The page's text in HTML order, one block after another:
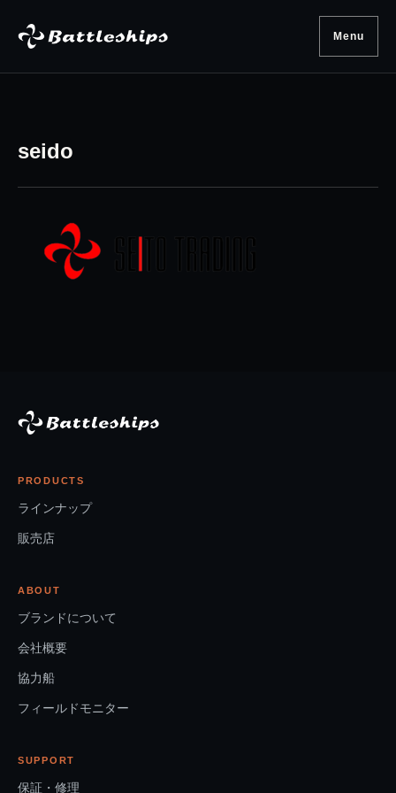
Menu
seido
PRODUCTS
ラインナップ
販売店
ABOUT
ブランドについて
会社概要
協力船
フィールドモニター
SUPPORT
保証・修理